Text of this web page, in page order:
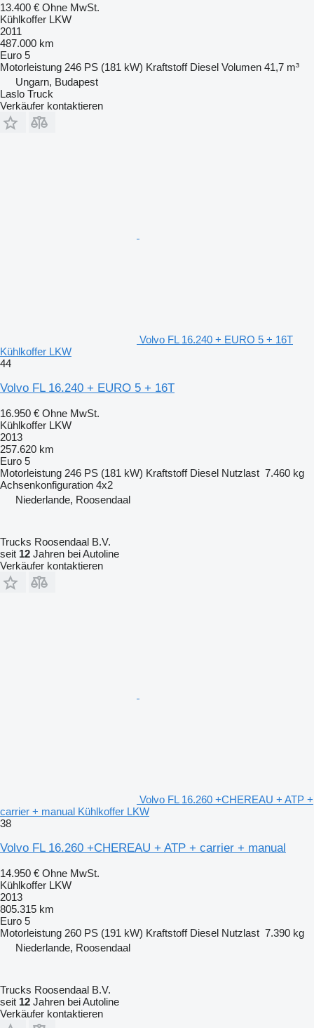
13.400 € Ohne MwSt.
Kühlkoffer LKW
2011
487.000 km
Euro 5
Motorleistung 246 PS (181 kW) Kraftstoff Diesel Volumen 41,7 m³
Ungarn, Budapest
Laslo Truck
Verkäufer kontaktieren
Volvo FL 16.240 + EURO 5 + 16T
Kühlkoffer LKW
44
Volvo FL 16.240 + EURO 5 + 16T
16.950 € Ohne MwSt.
Kühlkoffer LKW
2013
257.620 km
Euro 5
Motorleistung 246 PS (181 kW) Kraftstoff Diesel Nutzlast 7.460 kg
Achsenkonfiguration 4x2
Niederlande, Roosendaal
Trucks Roosendaal B.V.
seit 12 Jahren bei Autoline
Verkäufer kontaktieren
Volvo FL 16.260 +CHEREAU + ATP +
carrier + manual Kühlkoffer LKW
38
Volvo FL 16.260 +CHEREAU + ATP + carrier + manual
14.950 € Ohne MwSt.
Kühlkoffer LKW
2013
805.315 km
Euro 5
Motorleistung 260 PS (191 kW) Kraftstoff Diesel Nutzlast 7.390 kg
Niederlande, Roosendaal
Trucks Roosendaal B.V.
seit 12 Jahren bei Autoline
Verkäufer kontaktieren